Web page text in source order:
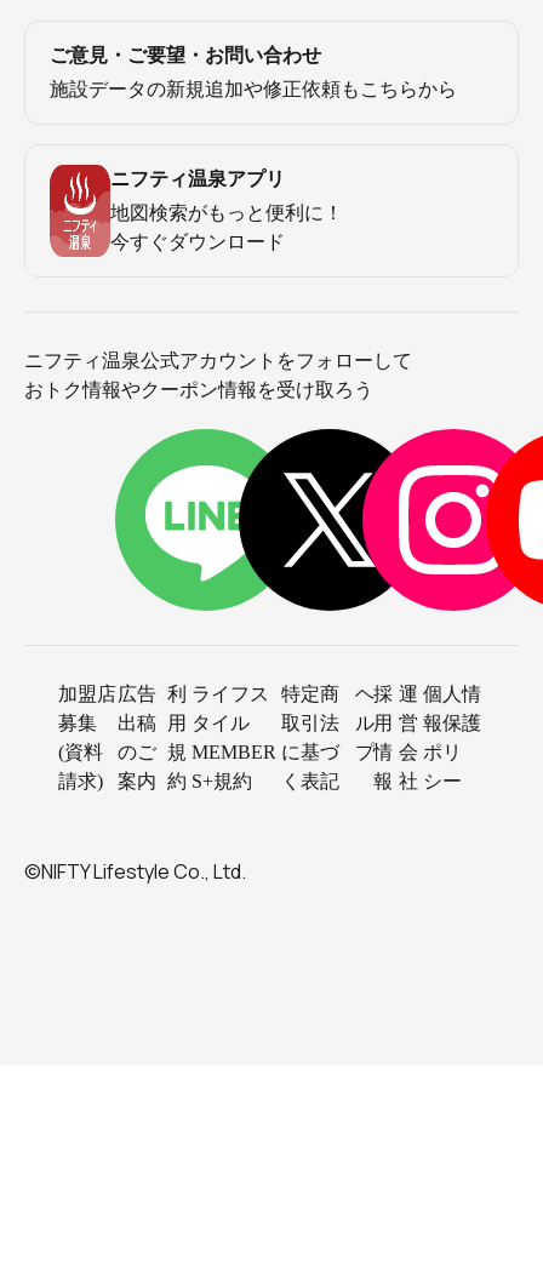
ご意見・ご要望・お問い合わせ
施設データの新規追加や修正依頼もこちらから
ニフティ温泉アプリ
地図検索がもっと便利に！
今すぐダウンロード
ニフティ温泉公式アカウントをフォローして
おトク情報やクーポン情報を受け取ろう
加盟店
募集
(資料
請求)
広告
出稿
のご
案内
利
用
規
約
ライフス
タイル
MEMBER
S+規約
特定商
取引法
に基づ
く表記
ヘ
ル
プ
採
用
情
報
運
営
会
社
個人情
報保護
ポリ
シー
©NIFTY Lifestyle Co., Ltd.